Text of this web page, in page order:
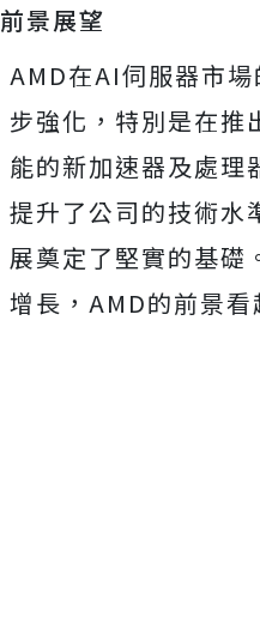
前景展望
AMD在AI伺服器市
步強化，特別是在推
能的新加速器及處理
提升了公司的技術水
展奠定了堅實的基礎
增長，AMD的前景看